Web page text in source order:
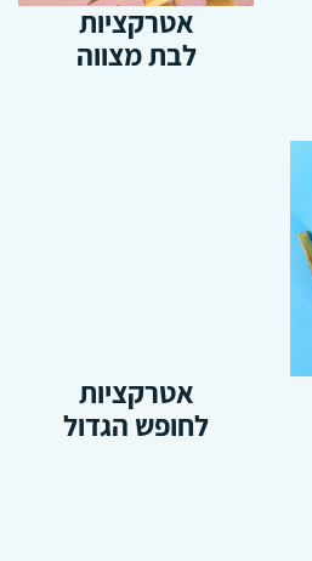
אטרקציות
לבת מצווה
אטרקציות
לחופש הגדול